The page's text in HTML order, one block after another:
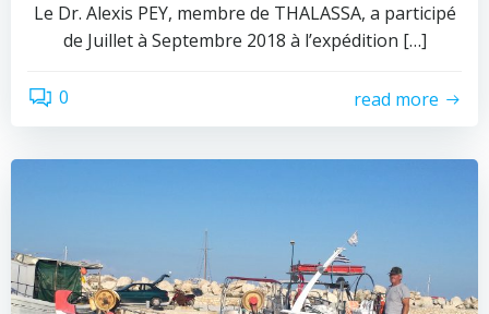
Le Dr. Alexis PEY, membre de THALASSA, a participé
de Juillet à Septembre 2018 à l’expédition […]
0 read more